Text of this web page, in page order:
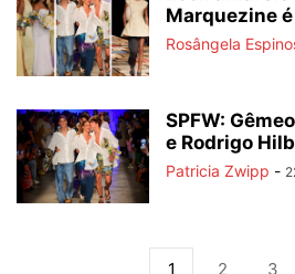
Marquezine
Rosângela
SPFW:
e Rodrigo
Patricia Zwipp -
1 2 3